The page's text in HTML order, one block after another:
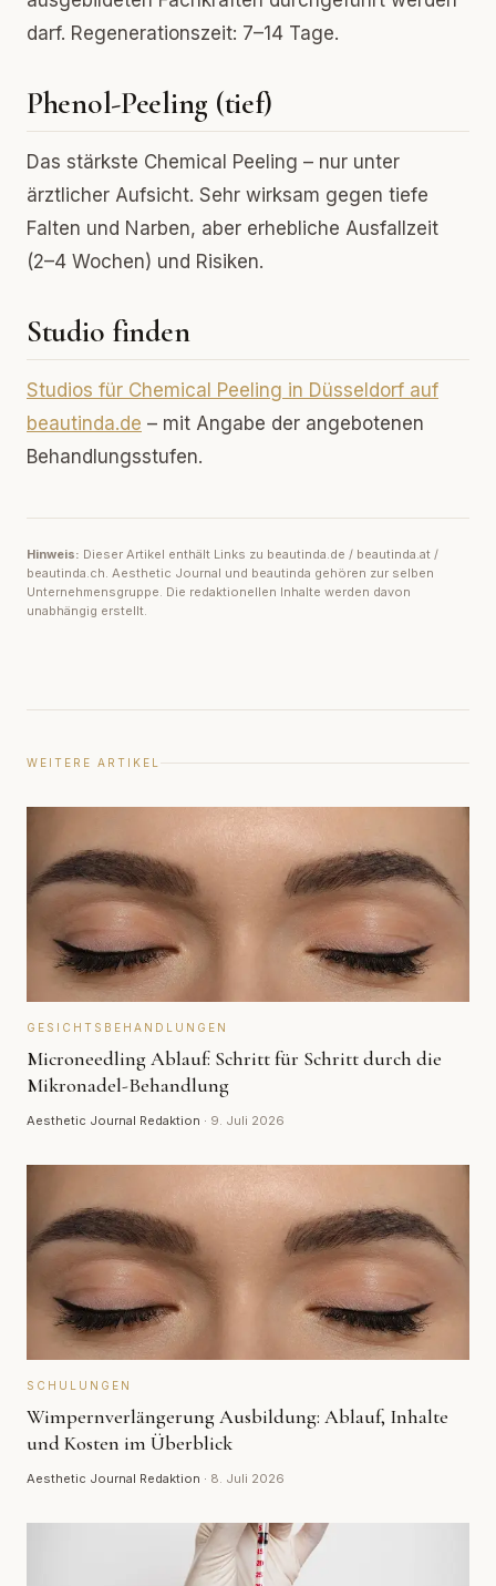
darf. Regenerationszeit: 7–14 Tage.
Phenol-Peeling (tief)
Das stärkste Chemical Peeling – nur unter
ärztlicher Aufsicht. Sehr wirksam gegen tiefe
Falten und Narben, aber erhebliche Ausfallzeit
(2–4 Wochen) und Risiken.
Studio finden
Studios für Chemical Peeling in Düsseldorf auf
beautinda.de – mit Angabe der angebotenen
Behandlungsstufen.
Hinweis: Dieser Artikel enthält Links zu beautinda.de / beautinda.at /
beautinda.ch. Aesthetic Journal und beautinda gehören zur selben
Unternehmensgruppe. Die redaktionellen Inhalte werden davon
unabhängig erstellt.
WEITERE ARTIKEL
GESICHTSBEHANDLUNGEN
Microneedling Ablauf: Schritt für Schritt durch die
Mikronadel-Behandlung
Aesthetic Journal Redaktion · 9. Juli 2026
SCHULUNGEN
Wimpernverlängerung Ausbildung: Ablauf, Inhalte
und Kosten im Überblick
Aesthetic Journal Redaktion · 8. Juli 2026